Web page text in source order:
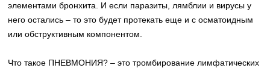
элементами бронхита. И если паразиты, лямблии и вирусы у
него остались – то это будет протекать еще и с осматоидным
или обструктивным компонентом.
Что такое ПНЕВМОНИЯ? – это тромбирование лимфатических